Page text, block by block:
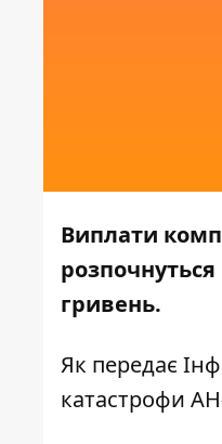
Виплати
гривень.
Як передає
катастрофи